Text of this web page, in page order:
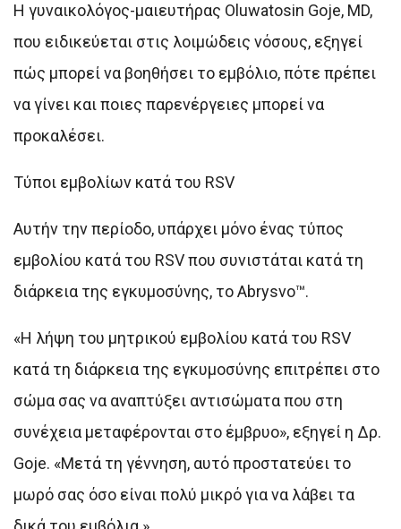
Η γυναικολόγος-μαιευτήρας Oluwatosin Goje, MD,
που ειδικεύεται στις λοιμώδεις νόσους, εξηγεί
πώς μπορεί να βοηθήσει το εμβόλιο, πότε πρέπει
να γίνει και ποιες παρενέργειες μπορεί να
προκαλέσει.
Τύποι εμβολίων κατά του RSV
Αυτήν την περίοδο, υπάρχει μόνο ένας τύπος
εμβολίου κατά του RSV που συνιστάται κατά τη
διάρκεια της εγκυμοσύνης, το Abrysvo™.
«Η λήψη του μητρικού εμβολίου κατά του RSV
κατά τη διάρκεια της εγκυμοσύνης επιτρέπει στο
σώμα σας να αναπτύξει αντισώματα που στη
συνέχεια μεταφέρονται στο έμβρυο», εξηγεί η Δρ.
Goje. «Μετά τη γέννηση, αυτό προστατεύει το
μωρό σας όσο είναι πολύ μικρό για να λάβει τα